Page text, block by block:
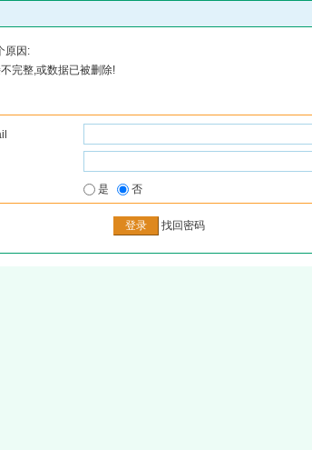
原因:
完整,或数据已被删除!
是 否
找回密码